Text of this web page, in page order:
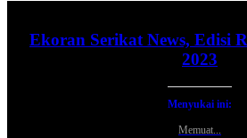
Ekoran Serikat News, Edisi
2023
Menyukai ini:
Memuat...